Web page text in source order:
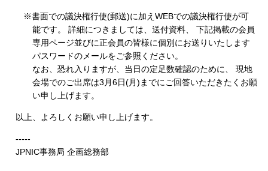
※書面での議決権行使(郵送)に加えWEBでの議決権行使が可
能です。 詳細につきましては、送付資料、 下記掲載の会員
専用ページ並びに正会員の皆様に個別にお送りいたします
パスワードのメールをご参照ください。
なお、恐れ入りますが、当日の定足数確認のために、 現地
会場でのご出席は3月6日(月)までにご回答いただきたくお願
い申し上げます。
以上、よろしくお願い申し上げます。
-----
JPNIC事務局 企画総務部